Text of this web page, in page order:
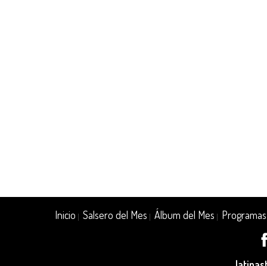
Inicio |Salsero del Mes |Álbum del Mes Programas